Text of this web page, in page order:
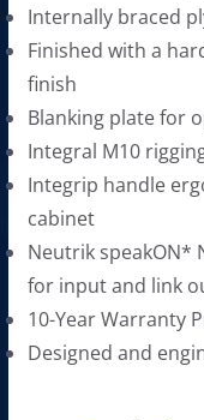
฿
.
Internally braced
Finished with a
finish
Blanking plate for
Integral M10
Integrip handle
cabinet
Neutrik speakON*
for input and link
10-Year Warranty
Designed and